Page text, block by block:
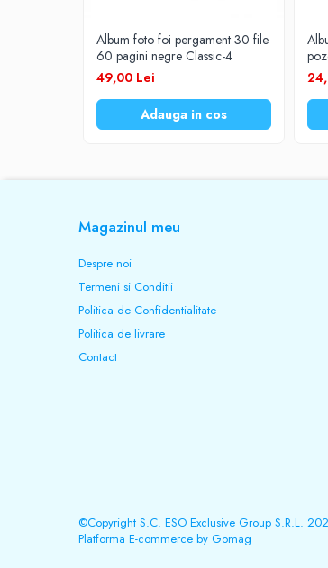
Album foto foi pergament 30 file
60 pagini negre Classic-4
49,00 Lei
Adauga in cos
Magazinul meu
Despre noi
Termeni si Conditii
Politica de Confidentialitate
Politica de livrare
Contact
©Copyright S.C. ESO Exclusive Group S.R.L.
Platforma E-commerce by Gomag